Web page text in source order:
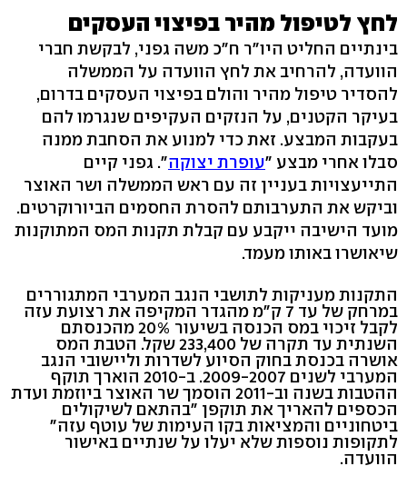
לחץ לטיפול מהיר בפיצוי העסקים
בינתיים החליט היו"ר ח"כ משה גפני, לבקשת חברי
הוועדה, להרחיב את לחץ הוועדה על הממשלה
להסדיר טיפול מהיר והולם בפיצוי העסקים בדרום,
בעיקר הקטנים, על הנזקים העקיפים שנגרמו להם
בעקבות המבצע. זאת כדי למנוע את הסחבת ממנה
סבלו אחרי מבצע "עופרת יצוקה". גפני קיים
התייעצויות בעניין זה עם ראש הממשלה ושר האוצר
וביקש את התערבותם להסרת החסמים הביורוקרטים.
מועד הישיבה ייקבע עם קבלת תקנות המס המתוקנות
שיאושרו באותו מעמד.
התקנות מעניקות לתושבי הנגב המערבי המתגוררים
במרחק של עד 7 ק"מ מהגדר המקיפה את רצועת עזה
לקבל זיכוי במס הכנסה בשיעור 20% מהכנסתם
השנתית עד תקרה של 233,400 שקל. הטבת המס
אושרה בכנסת בחוק הסיוע לשדרות וליישובי הנגב
המערבי לשנים 2009-2007. ב-2010 הוארך תוקף
ההטבות בשנה וב-2011 הוסמך שר האוצר ביוזמת ועדת
הכספים להאריך את תוקפן "בהתאם לשיקולים
ביטחוניים והמציאות בקו העימות של עוטף עזה"
לתקופות נוספות שלא יעלו על שנתיים באישור
הוועדה.